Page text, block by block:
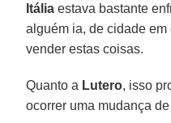
Itália estava bastante
alguém ia, de cidade
vender estas coisas.
Quanto a Lutero, isso
ocorrer uma mudança